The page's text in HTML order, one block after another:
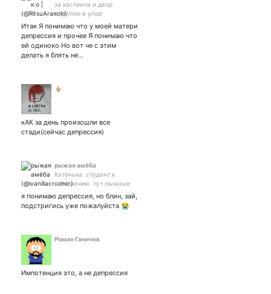
за кастиила и двор
стреляю в упор
Итак Я понимаю что у моей матери
депрессия и прочее Я понимаю что
ей одиноко Но вот че с этим
делать я блять не…
🖕🏼
кАК за день произошли все
стади(сейчас депрессия)
рыжая амёба
Катенька. студент к
сожалению. тут лыжные
гоночки, марвел и биатлон.
много умничаю и
матерюсь. ною про жизнь
я понимаю депрессия, но блин, зай,
подстригись уже пожалуйста 😭
Роман Ганичев
Импотенция это, а не депрессия